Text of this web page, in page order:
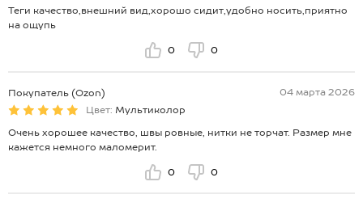
Теги качество,внешний вид,хорошо сидит,удобно носить,приятно
на ощупь
0 0
Покупатель (Ozon)
04 марта 2026
Цвет: Мультиколор
Очень хорошее качество, швы ровные, нитки не торчат. Размер мне
кажется немного маломерит.
0 0